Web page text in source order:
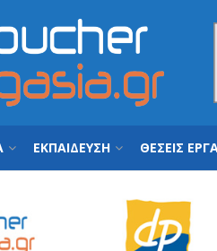
ΕΚΠΑΙΔΕΥΣΗ ΘΕΣΕΙΣ